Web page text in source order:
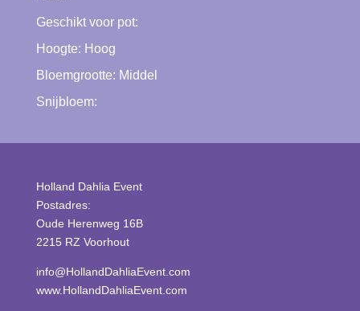
Geschikt voor pot:
Hoogte: Hoog
Bloemgrootte: Middel
Snijbloem:
Holland Dahlia Event
Postadres:
Oude Herenweg 16B
2215 RZ Voorhout
info@HollandDahliaEvent.com
www.HollandDahliaEvent.com